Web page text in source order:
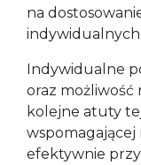
na
Indywidualne
oraz możliwość
kolejne atuty
efektywnie